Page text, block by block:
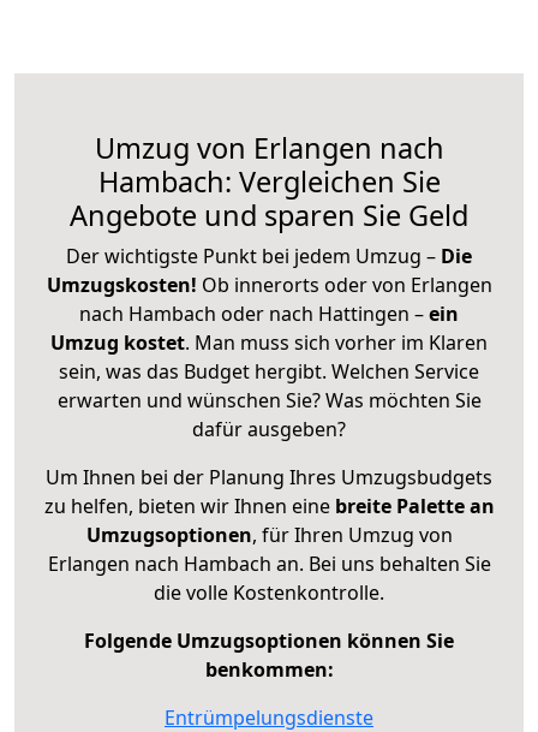
Umzug von Erlangen nach
Hambach: Vergleichen Sie
Angebote und sparen Sie Geld
Der wichtigste Punkt bei jedem Umzug – Die
Umzugskosten! Ob innerorts oder von Erlangen
nach Hambach oder nach Hattingen –ein
Umzug kostet. Man muss sich vorher im Klaren
sein, was das Budget hergibt. Welchen Service
erwarten und wünschen Sie? Was möchten Sie
dafür ausgeben?
Um Ihnen bei der Planung Ihres Umzugsbudgets
zu helfen, bieten wir Ihnen eine breite Palette an
Umzugsoptionen, für Ihren Umzug von
Erlangen nach Hambach an. Bei uns behalten Sie
die volle Kostenkontrolle.
Folgende Umzugsoptionen können Sie
benkommen:
Entrümpelungsdienste